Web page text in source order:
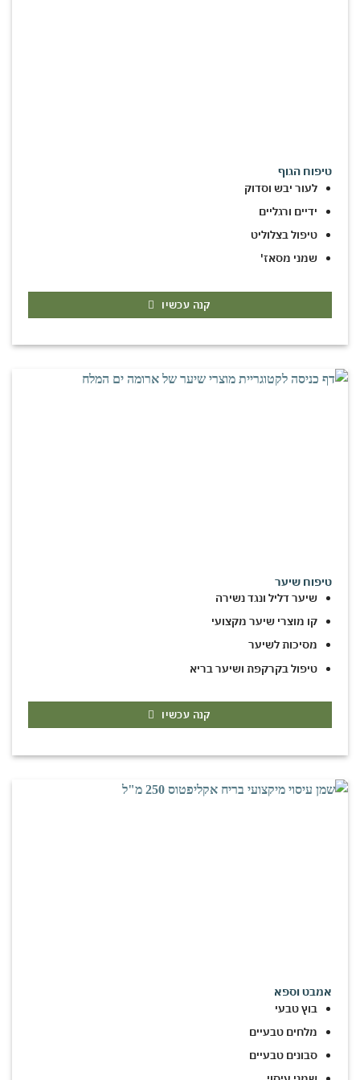
טיפוח הגוף
לעור יבש וסדוק
ידיים ורגליים
טיפול בצלוליט
שמני מסאז'
קנה עכשיו
טיפוח שיער
שיער דליל ונגד נשירה
קו מוצרי שיער מקצועי
מסיכות לשיער
טיפול בקרקפת ושיער בריא
קנה עכשיו
אמבט וספא
בוץ טבעי
מלחים טבעיים
סבונים טבעיים